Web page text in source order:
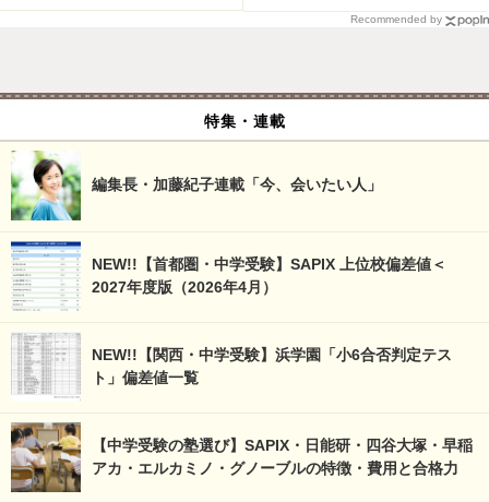
Recommended by
特集・連載
編集長・加藤紀子連載「今、会いたい人」
NEW!!【首都圏・中学受験】SAPIX 上位校偏差値＜
2027年度版（2026年4月）
NEW!!【関西・中学受験】浜学園「小6合否判定テス
ト」偏差値一覧
【中学受験の塾選び】SAPIX・日能研・四谷大塚・早稲
アカ・エルカミノ・グノーブルの特徴・費用と合格力